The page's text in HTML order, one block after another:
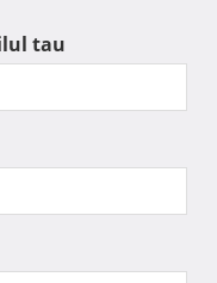
tau